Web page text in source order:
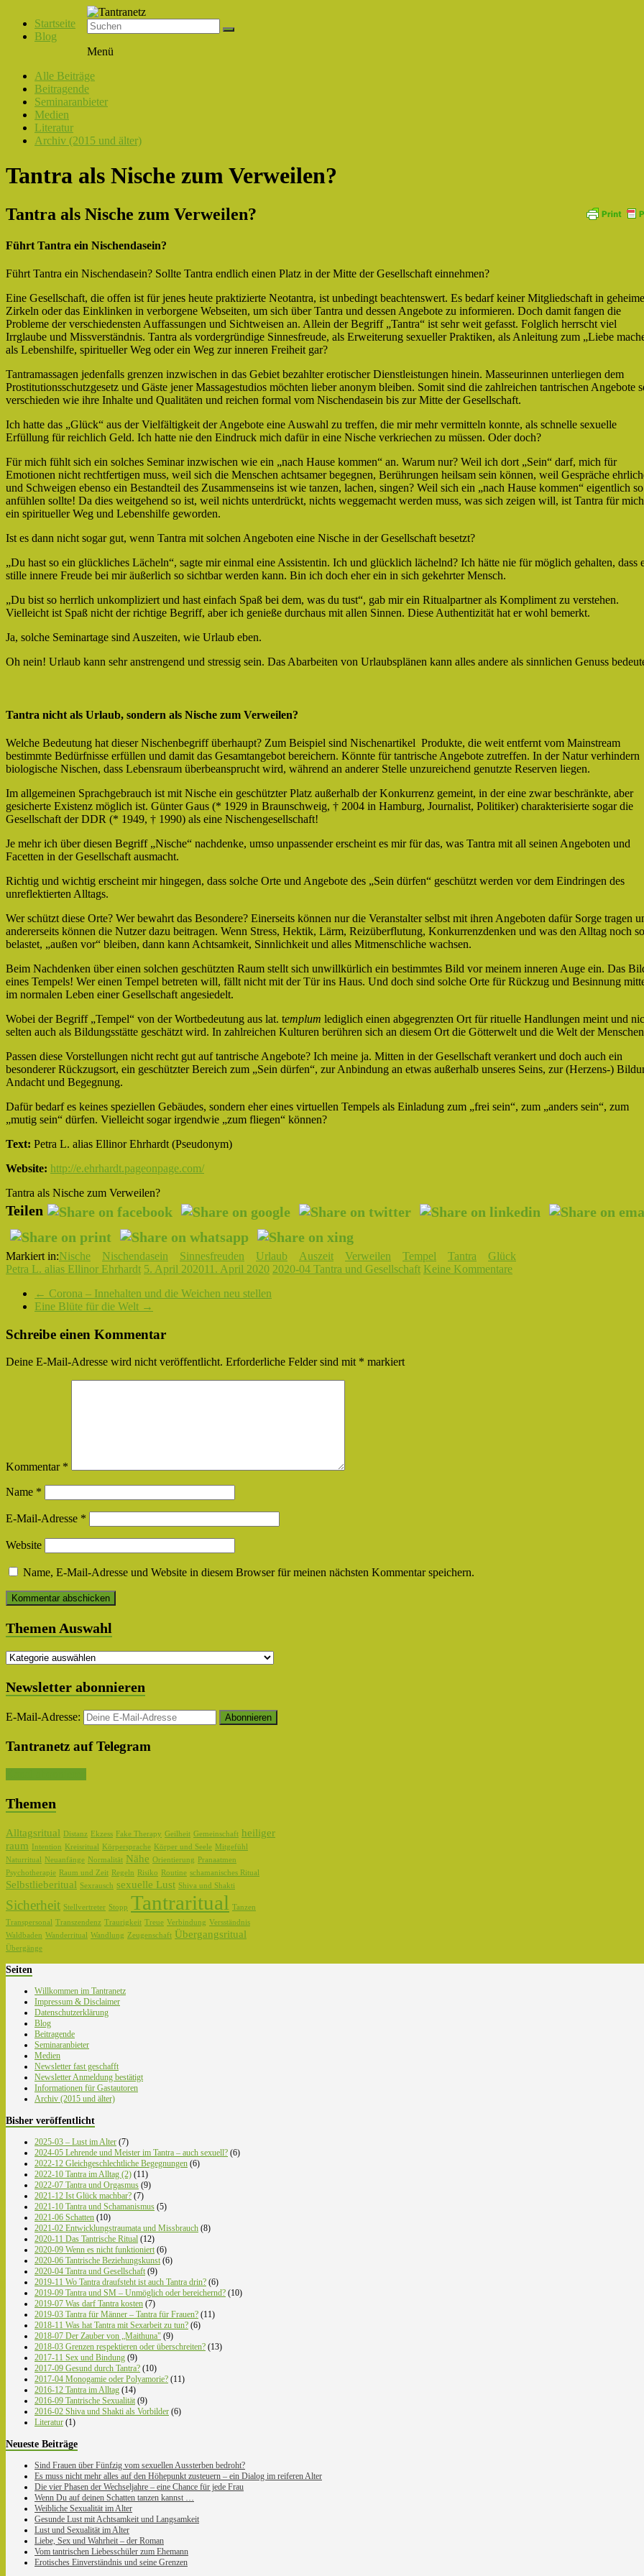
Startseite
Blog
Tantranetz
Liebe,
Eros
Tantra
Menü
Alle Beiträge
Beitragende
Seminaranbieter
Medien
Literatur
Archiv (2015 und älter)
Tantra als Nische zum Verweilen?
Tantra als Nische zum Verweilen?
Führt Tantra ein Nischendasein?
Führt Tantra ein Nischendasein? Sollte Tantra endlich einen Platz in der Mitte der Gesellschaft einnehmen?
Eine Gesellschaft, die offen ist für jenes heute praktizierte Neotantra, ist unbedingt beachtenswert. Es bedarf keiner Mitgliedschaft in
Zirkeln oder das Einklinken in verborgene Webseiten, um sich über Tantra und dessen Angebote zu informieren. Doch damit fangen die
Probleme der verschiedensten Auffassungen und Sichtweisen an. Allein der Begriff „Tantra“ ist sehr weit gefasst. Folglich herrscht viel
Irrglaube und Missverständnis. Tantra als vordergründige Sinnesfreude, als Erweiterung sexueller Praktiken, als Anleitung zum „Liebe
als Lebenshilfe, spiritueller Weg oder ein Weg zur inneren Freiheit gar?
Tantramassagen jedenfalls grenzen inzwischen in das Gebiet bezahlter erotischer Dienstleistungen hinein. Masseurinnen unterliegen dem
Prostitutionsschutzgesetz und Gäste jener Massagestudios möchten lieber anonym bleiben. Somit sind die zahlreichen tantrischen Angebote
verschieden wie ihre Inhalte und Qualitäten und reichen formal vom Nischendasein bis zur Mitte der Gesellschaft.
Ich hatte das „Glück“ aus der Vielfältigkeit der Angebote eine Auswahl zu treffen, die mir mehr vermitteln konnte, als schnelle sexuelle
Erfüllung für reichlich Geld. Ich hatte nie den Eindruck mich dafür in eine Nische verkriechen zu müssen. Oder doch?
Für mich fühlt sich ein solches Seminar inzwischen wie ein „nach Hause kommen“ an. Warum nur? Weil ich dort „Sein“ darf, mich für
Emotionen nicht rechtfertigen muss, weil sich die Menschen achtsamer begegnen, Berührungen heilsam sein können, weil Gespräche
und Schweigen ebenso ein Bestandteil des Zusammenseins ist wie tanzen, lachen, singen? Weil sich ein „nach Hause kommen“ eigentlich so
anfühlen sollte! Da dies weitgehend so ist, weil nichts unterdrückt, nichts weggemacht werden muss, was sich zeigen will, ist Tantra für mich
ein spiritueller Weg und Lebenshilfe geworden.
Ist es dann nicht sogar gut, wenn Tantra mit solchen Angeboten eine Nische in der Gesellschaft besetzt?
„Du hast so ein glückliches Lächeln“, sagte mir einmal eine Assistentin. Ich und glücklich lächelnd? Ich hätte nie für möglich gehalten, dass
stille innere Freude bei mir äußerlich so sichtbar werden kann. Bin ich doch eher ein in sich gekehrter Mensch.
„Du bist so herrlich unkompliziert und hast einfach Spaß bei dem, was du tust“, gab mir ein Ritualpartner als Kompliment zu verstehen.
Vielleicht ist Spaß nicht der richtige Begriff, aber ich genieße durchaus mit allen Sinnen. Diese Authentizität hat er wohl bemerkt.
Ja, solche Seminartage sind Auszeiten, wie Urlaub eben.
Oh nein! Urlaub kann sehr anstrengend und stressig sein. Das Abarbeiten von Urlaubsplänen kann alles andere als sinnlichen Genuss
Tantra nicht als Urlaub, sondern als Nische zum Verweilen?
Welche Bedeutung hat dieser Nischenbegriff überhaupt? Zum Beispiel sind Nischenartikel Produkte, die weit entfernt vom Mainstream
bestimmte Bedürfnisse erfüllen und damit das Gesamtangebot bereichern. Könnte für tantrische Angebote zutreffen. In der Natur verhindern
biologische Nischen, dass Lebensraum überbeansprucht wird, während an anderer Stelle unzureichend genutzte Reserven liegen.
Im allgemeinen Sprachgebrauch ist mit Nische ein geschützter Platz außerhalb der Konkurrenz gemeint, in der eine zwar beschränkte, aber
gesicherte Existenz möglich ist. Günter Gaus (* 1929 in Braunschweig, † 2004 in Hamburg, Journalist, Politiker) charakterisierte sogar die
Gesellschaft der DDR (* 1949, † 1990) als eine Nischengesellschaft!
Je mehr ich über diesen Begriff „Nische“ nachdenke, umso unpassender erscheint es mir für das, was Tantra mit all seinen Angeboten und
Facetten in der Gesellschaft ausmacht.
Richtig und wichtig erscheint mir hingegen, dass solche Orte und Angebote des „Sein dürfen“ geschützt werden vor dem Eindringen des
unreflektierten Alltags.
Wer schützt diese Orte? Wer bewahrt das Besondere? Einerseits können nur die Veranstalter selbst mit ihren Angeboten dafür Sorge tragen
andererseits können die Nutzer dazu beitragen. Wenn Stress, Hektik, Lärm, Reizüberflutung, Konkurrenzdenken und was den Alltag noch so
belastet, „außen vor“ bleiben, dann kann Achtsamkeit, Sinnlichkeit und alles Mitmenschliche wachsen.
Beim Nachdenken über einen solchen geschützten Raum stellt sich unwillkürlich ein bestimmtes Bild vor meinem inneren Auge ein. Das
eines Tempels! Wer einen Tempel betreten will, fällt nicht mit der Tür ins Haus. Und doch sind solche Orte für Rückzug und Besinnung
im normalen Leben einer Gesellschaft angesiedelt.
Wobei der Begriff „Tempel“ von der Wortbedeutung aus lat. templum lediglich einen abgegrenzten Ort für rituelle Handlungen meint und
selten auch als Bildungsstätte geschätzt wird. In zahlreichen Kulturen berühren sich an diesem Ort die Götterwelt und die Welt der
Passen diese Vorstellungen nicht recht gut auf tantrische Angebote? Ich meine ja. Mitten in der Gesellschaft verankert und doch auch ein
besonderer Rückzugsort, ein geschützter Bereich zum „Sein dürfen“, zur Anbindung an etwas außerhalb unseres Seins, zur (Herzens-)
Andacht und Begegnung.
Dafür bedarf es keines speziellen Gebäudes, sondern eher eines virtuellen Tempels als Einladung zum „frei sein“, zum „anders sein“, zum
„mutig sein“ dürfen. Vielleicht sogar irgendwie „zum fliegen“ können?
Text: Petra L. alias Ellinor Ehrhardt (Pseudonym)
Website: http://e.ehrhardt.pageonpage.com/
Tantra als Nische zum Verweilen?
Teilen
Markiert in:Nische Nischendasein Sinnesfreuden Urlaub Auszeit Verweilen Tempel Tantra
Glück
Petra L. alias Ellinor Ehrhardt 5. April 202011. April 2020 2020-04 Tantra und Gesellschaft Keine Kommentare
← Corona – Innehalten und die Weichen neu stellen
Eine Blüte für die Welt →
Schreibe einen Kommentar
Deine E-Mail-Adresse wird nicht veröffentlicht. Erforderliche Felder sind mit * markiert
Kommentar *
Name *
E-Mail-Adresse *
Website
Name, E-Mail-Adresse und Website in diesem Browser für meinen nächsten Kommentar speichern.
Themen Auswahl
Themen
Newsletter abonnieren
E-Mail-Adresse:
Tantranetz auf Telegram
Themen
Alltagsritual Distanz Ekzess Fake Therapy Geilheit Gemeinschaft heiliger
raum
Intention Kreisritual Körpersprache Körper und Seele Mitgefühl
Naturritual
Neuanfänge Normalität Nähe Orientierung
Pranaatmen
Psychotherapie Raum und Zeit Regeln Risiko Routine schamanisches Ritual
Selbstlieberitual Sexrausch sexuelle Lust Shiva und Shakti
Sicherheit Stellvertreter Stopp Tantraritual
Tanzen
Transpersonal Transzendenz Traurigkeit Treue Verbindung Versständnis
Waldbaden Wanderritual Wandlung Zeugenschaft Übergangsritual
Übergänge
Seiten
Willkommen im Tantranetz
Impressum & Disclaimer
Datenschutzerklärung
Blog
Beitragende
Seminaranbieter
Medien
Newsletter fast geschafft
Newsletter Anmeldung bestätigt
Informationen für Gastautoren
Archiv (2015 und älter)
Bisher veröffentlicht
2025-03 – Lust im Alter (7)
2024-05 Lehrende und Meister im Tantra – auch sexuell? (6)
2022-12 Gleichgeschlechtliche Begegnungen (6)
2022-10 Tantra im Alltag (2) (11)
2022-07 Tantra und Orgasmus (9)
2021-12 Ist Glück machbar? (7)
2021-10 Tantra und Schamanismus (5)
2021-06 Schatten (10)
2021-02 Entwicklungstraumata und Missbrauch (8)
2020-11 Das Tantrische Ritual (12)
2020-09 Wenn es nicht funktioniert (6)
2020-06 Tantrische Beziehungskunst (6)
2020-04 Tantra und Gesellschaft (9)
2019-11 Wo Tantra draufsteht ist auch Tantra drin? (6)
2019-09 Tantra und SM – Unmöglich oder bereichernd? (10)
2019-07 Was darf Tantra kosten (7)
2019-03 Tantra für Männer – Tantra für Frauen? (11)
2018-11 Was hat Tantra mit Sexarbeit zu tun? (6)
2018-07 Der Zauber von „Maithuna" (9)
2018-03 Grenzen respektieren oder überschreiten? (13)
2017-11 Sex und Bindung (9)
2017-09 Gesund durch Tantra? (10)
2017-04 Monogamie oder Polyamorie? (11)
2016-12 Tantra im Alltag (14)
2016-09 Tantrische Sexualität (9)
2016-02 Shiva und Shakti als Vorbilder (6)
Literatur (1)
Neueste Beiträge
Sind Frauen über Fünfzig vom sexuellen Aussterben bedroht?
Es muss nicht mehr alles auf den Höhepunkt zusteuern – ein Dialog im reiferen Alter
Die vier Phasen der Wechseljahre – eine Chance für jede Frau
Wenn Du auf deinen Schatten tanzen kannst …
Weibliche Sexualität im Alter
Gesunde Lust mit Achtsamkeit und Langsamkeit
Lust und Sexualität im Alter
Liebe, Sex und Wahrheit – der Roman
Vom tantrischen Liebesschüler zum Ehemann
Erotisches Einverständnis und seine Grenzen